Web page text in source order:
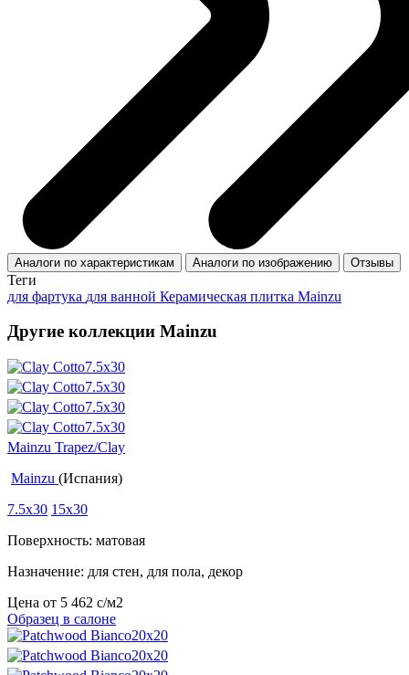
Аналоги по характеристикам Аналоги по изображению Отзывы
Теги
для фартука для ванной Керамическая плитка Mainzu
Другие коллекции Mainzu
Mainzu Trapez/Clay
Mainzu (Испания)
7.5x30 15x30
Поверхность: матовая
Назначение: для стен, для пола, декор
Цена от 5 462 c/м2
Образец в салоне